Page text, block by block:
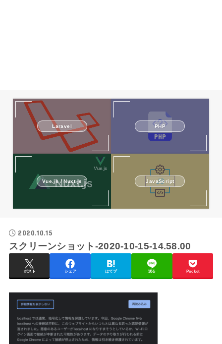
Laravel PHP
Vue.js / Nuxt.js JavaScript
2020.10.15
スクリーンショット-2020-10-15-14.58.00
ポスト シェア はてブ 送る Pocket